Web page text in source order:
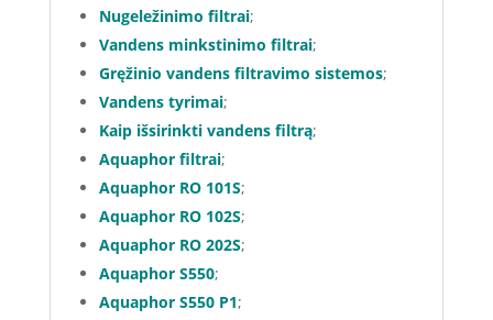
Nugeležinimo filtrai;
Vandens minkstinimo filtrai;
Gręžinio vandens filtravimo sistemos;
Vandens tyrimai;
Kaip išsirinkti vandens filtrą;
Aquaphor filtrai;
Aquaphor RO 101S;
Aquaphor RO 102S;
Aquaphor RO 202S;
Aquaphor S550;
Aquaphor S550 P1;